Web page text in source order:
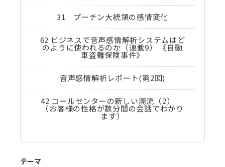
31 プーチン大統領の感情変化
62 ビジネスで音声感情解析システムはど
のように使われるのか（連載9） 《自動
車盗難保険事件》
音声感情解析レポート(第2回)
42 コールセンターの新しい潮流（2）
（お客様の性格が数分間の会話でわかり
ます）
テーマ